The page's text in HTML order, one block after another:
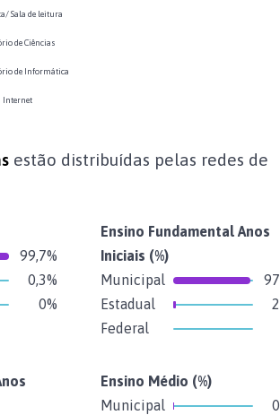
Sala de leitura
de Ciências
de Informática
Internet
estão distribuídas pelas redes de
99,7%
0,3%
0%
Ensino Fundamental Anos
Iniciais (%)
Municipal
Estadual
Federal
Ensino Médio (%)
Municipal